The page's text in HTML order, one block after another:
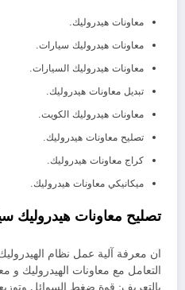
معاونات هيدروليك.
معاونات هيدروليك سيارات.
معاونات هيدروليك السيارات.
تبديل معاونات هيدروليك.
معاونات هيدروليك الكويت.
تصليح معاونات هيدروليك.
كراج معاونات هيدروليك.
ميكانيكي معاونات هيدروليك.
تصليح معاونات هيدروليك
ان معرفة آلية عمل نظام
التعامل مع معاونات الهيدروليك و
بالتعريف: قوة ضغط السوائل